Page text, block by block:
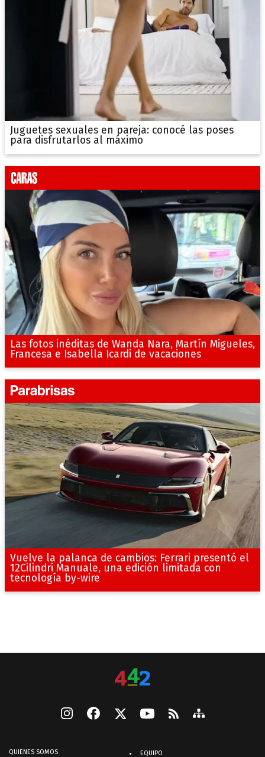
Juguetes sexuales en pareja: conocé las poses
para disfrutarlos al máximo
Las fotos inéditas de Wanda Nara, Martín Migueles,
Francesa e Isabella Icardi de vacaciones
Vuelve la palanca de cambios: Ferrari presentó el
12Cilindri Manuale, una edición limitada con
tecnología by-wire
QUIENES SOMOS EQUIPO